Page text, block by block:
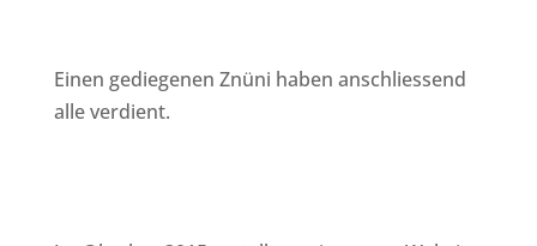
Einen gediegenen Znüni haben anschliessend
alle verdient.